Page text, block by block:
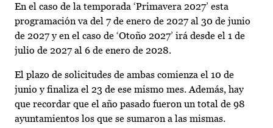
En el caso de la temporada ‘Primavera 2027’ esta
programación va del 7 de enero de 2027 al 30 de junio
de 2027 y en el caso de ‘Otoño 2027’ irá desde el 1 de
julio de 2027 al 6 de enero de 2028.
El plazo de solicitudes de ambas comienza el 10 de
junio y finaliza el 23 de ese mismo mes. Además, hay
que recordar que el año pasado fueron un total de 98
ayuntamientos los que se sumaron a las mismas.